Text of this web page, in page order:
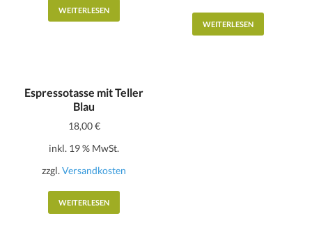
WEITERLESEN
WEITERLESEN
Espressotasse mit Teller
Blau
18,00€
inkl. 19 % MwSt.
zzgl.Versandkosten
WEITERLESEN